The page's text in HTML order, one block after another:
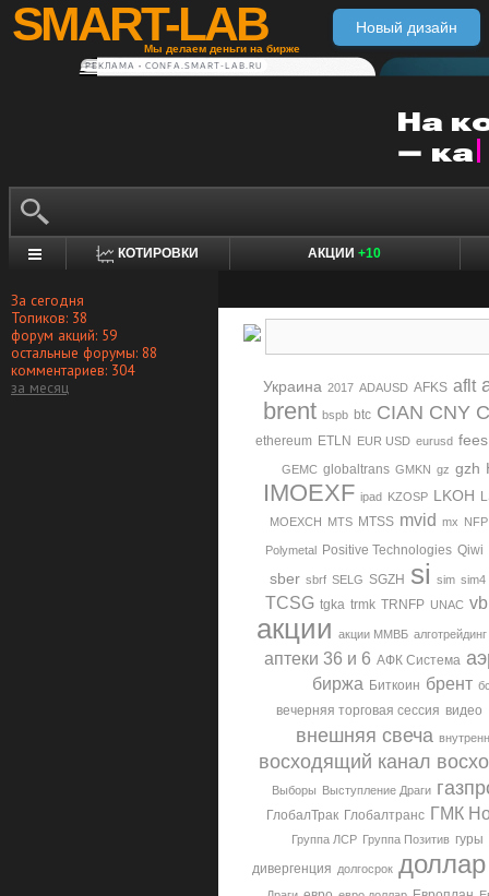
SMART-LAB
Мы делаем деньги на бирже
Новый дизайн
РЕКЛАМА • CONFA.SMART-LAB.RU
КОТИРОВКИ АКЦИИ +10
За сегодня
Топиков: 38
форум акций: 59
остальные форумы: 88
комментариев: 304
за месяц
Украина 2017 ADAUSD AFKS aflt
brent bspb btc CIAN CNY
ethereum ETLN EUR USD eurusd fees
GEMC globaltrans GMKN gz gzh
IMOEXF ipad KZOSP LKOH
MOEXCH MTS MTSS mvid mx NFP
Polymetal Positive Technologies Qiwi
sber sbrf SELG SGZH si sim sim4
TCSG tgka trmk TRNFP UNAC vb
акции акции ММВБ алготрейдинг
аптеки 36 и 6 АФК Система
биржа Биткоин брент
вечерняя торговая сессия видео
внешняя свеча
восходящий канал
Выборы Выступление Драги
ГлобалТрак Глобалтранс ГМК
Группа ЛСР Группа Позитив гуры
дивергенция долгосрок доллар